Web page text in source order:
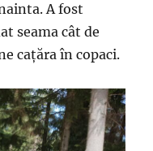
A fost
seama cât de
cațăra în copaci.